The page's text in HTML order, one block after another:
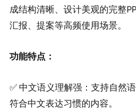
成结构清晰、设计美观的完整
汇报、提案等高频使用场景。
功能特点：
✅ 中文语义理解强：支持自然
符合中文表达习惯的内容。